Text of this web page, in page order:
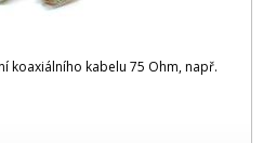
koaxiálního kabelu 75 Ohm, např.